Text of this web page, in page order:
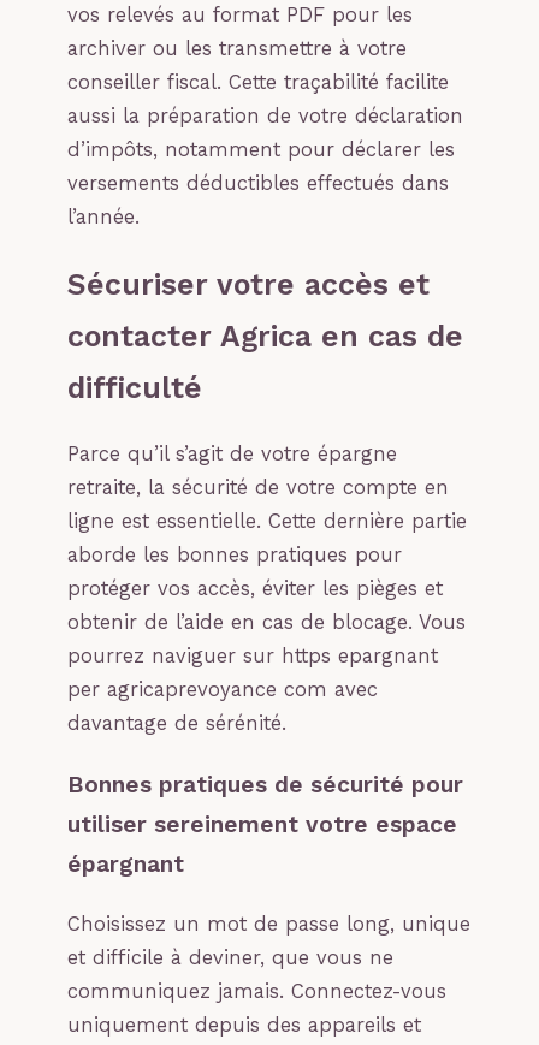
vos relevés au format PDF pour les
archiver ou les transmettre à votre
conseiller fiscal. Cette traçabilité facilite
aussi la préparation de votre déclaration
d’impôts, notamment pour déclarer les
versements déductibles effectués dans
l’année.
Sécuriser votre accès et
contacter Agrica en cas de
difficulté
Parce qu’il s’agit de votre épargne
retraite, la sécurité de votre compte en
ligne est essentielle. Cette dernière partie
aborde les bonnes pratiques pour
protéger vos accès, éviter les pièges et
obtenir de l’aide en cas de blocage. Vous
pourrez naviguer sur https epargnant
per agricaprevoyance com avec
davantage de sérénité.
Bonnes pratiques de sécurité pour
utiliser sereinement votre espace
épargnant
Choisissez un mot de passe long, unique
et difficile à deviner, que vous ne
communiquez jamais. Connectez-vous
uniquement depuis des appareils et